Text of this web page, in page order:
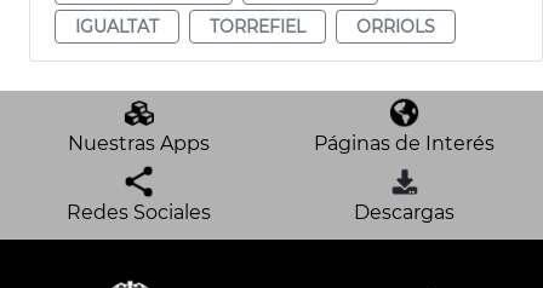
IGUALTAT
TORREFIEL ORRIOLS
Nuestras Apps Páginas de Interés
Redes Sociales Descargas